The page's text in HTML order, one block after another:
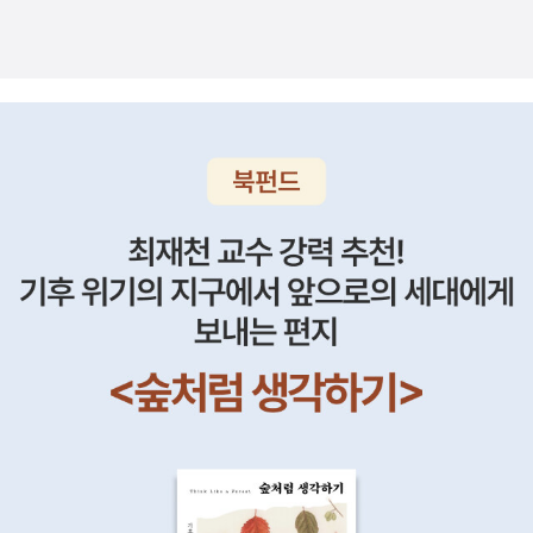
킨슨의 <희망은 한 마리 새>를 올렸다. scott님 덕에 '할렘의 셰
말하다 The Negro Speaks of Rivers''를 읽을 수 있어 기뻤
다. ​ 13. 정호승 『사랑하다가 죽어버려라』 『포옹』 내 이십대의
어두운 터널을 같이 걸어주었던 정호승 시인을 올해 <봄길>이
란 시를 통해 24년만에 다시 만났다. 그의 시들은 나에게 이런 역
할을 했었다. ​ '이번 시집을 정리하면서 한 가지 깨달은 게 있다면
'희망 없이도 열심히 살아갈 수 있는 희망'이 시를 통해서 이루어
질 수 있을 것 같다는 사실이다. 그동안 시가 나를 구원해주지는
않았으나, 나를 늘 위무해주었다. 혹시 이 시집을 통해 단 한 사람
겠다.' ​14. 박성우 『자두나무 장류장』 폴스타프님 리뷰에서 만난
시집. 이 시집은 마음을 따뜻하게 적시는 푸근한 시집이었다. 가
하지만, 책 자체는 이론의 여지없이 훌륭하다. 오래전에 오스트레
인 헤어 양을 쉽게 얘기하자면 사회부적응 증세와 약간의 지적 능
력에 문제가 있는 듯하다. 이 헤어 양의 주변에 자연스럽게 모이
는 선하고 약한 자들의 연합과 이들의 반대편에 선 기존세력의 갈
등. 화이트는 주로 선한 약자, 독일계 유대인이자 영문학자이지만
값싼 노동을 선택한 늙은 이주 유대인, 진화가 덜된 미개인으로
치부하여 어린 시절 강제로 백인 목사 가정에 입양되어 억지로 교
육을 받았으나 백인 사회에서 받아들여지지 않는 오스트레일리
아 원주민 애버리지니, 일반적으로 가장 천한 백인 여자가 선택할
티고 있는 여성 등의 편을 들어가며, 오스트레일리아 구성원들의
허상과 거짓 신분을 드러냄으로써 그 허위를 강조하는, 전형적인
것. 그래, 수잔, 당신이 뜻하는대로 살아요. 일 안하고 살 수 있다
처럼, 십년전처럼....... 인생................Orz 이 책을 내가 몇 년전에
읽었다면 엄청 깜짝 놀라며 신선하게 읽었을지 모르겠지만, 지금
읽으니 딱히 재미는 없더라. 의도는 충분히 알겠지만, 좀 회의적
인 생각도 들고.... 어차피 이 책을 읽는다고 남자들이 뭔가 다른
생각을 할까? 자기가 지금 기득권의 삶을 누리고 있으며 부당함
과 불평등이 존재한다는 걸, 이 책을 읽고 깨달을 수 있을까? 잘
모르겠다. 이갈리아에서는 현재 가부장제에서의 성역할이 완전
히 뒤바뀐, 쉽게 말해 가모장제인 생활 모습을 보여주고 있다. 온
(맨움)은 치마를 입고 고추를 받치는 옷을 입고 사회활동에 제약
이 있으며, 집에서 살림과 육아에 최선을 다해야 한다. 남자들이
서 있겠지. 별볼일 없는 자두 나무가 새빨간 열매를 장하게 매달
뚝뚝 잘라넣은 푸성귀를 넣고 붉은 색이라곤 찾아볼 수 없는 희고
푸른 양념을 넣어 누렇게 끓여낸 할미의 된장국처럼.아무렇게나
숟가락을 집어넣고 맛있게 입속에 굴리다 시원하게 꿀꺽 삼키는
순간의 포만감.그런 시들이 빼곡하다. 허리를 숙여 김을 매고 대
를 세우고 돌아 온 저녁. 푸근하게 내어놓는 밥상 같은 시들.입으
로 들어가 똥구멍으로 빠져나와 다시 입으로 들어가는 간단한 순
리를, 내 몸은 어쩌면 세상의 정화기관일지도 모른다는 단순한 생
각을 아무렇지도 않게 하게 되는 시집. 잘 묵힌 똥거름 같은 시집
큼한 풋사과 냄새가 나는 것 같기도 한 연두풋자두와 풋살구의 시
초록 그늘을 쫙쫙 펴는 버드나무의 연두기지개를 쭉쭉 켜는 느티
나무의 연두난 연두가 좋아 초록이 아닌 연두누가 뭐래도 푸릇푸
릇 초록으로 가는 연두빈집 감나무의 떫은 연두강변 미루나무의
색 형광펜 연두색 가방 연두색 팬티연두색 티셔츠 연두색 커튼 연
같은 연두몸 안에 날개가 들어 있다는 것도 까마득 모른 채배추